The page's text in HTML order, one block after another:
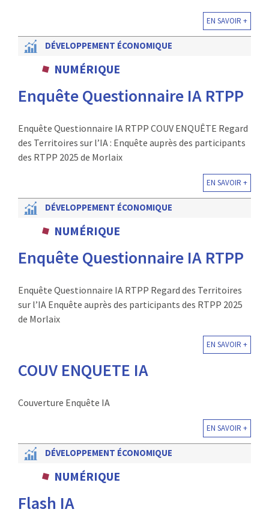
EN SAVOIR +
DÉVELOPPEMENT ÉCONOMIQUE
NUMÉRIQUE
Enquête Questionnaire IA RTPP
Enquête Questionnaire IA RTPP COUV ENQUÊTE Regard
des Territoires sur l’IA : Enquête auprès des participants
des RTPP 2025 de Morlaix
EN SAVOIR +
DÉVELOPPEMENT ÉCONOMIQUE
NUMÉRIQUE
Enquête Questionnaire IA RTPP
Enquête Questionnaire IA RTPP Regard des Territoires
sur l’IA Enquête auprès des participants des RTPP 2025
de Morlaix
EN SAVOIR +
COUV ENQUETE IA
Couverture Enquête IA
EN SAVOIR +
DÉVELOPPEMENT ÉCONOMIQUE
NUMÉRIQUE
Flash IA